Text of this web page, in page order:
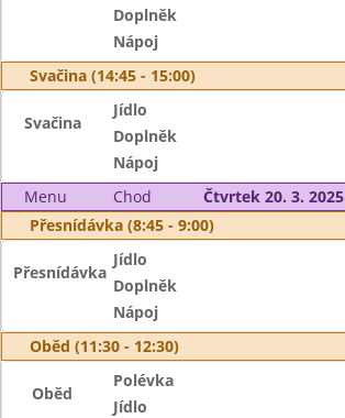
Doplněk
Nápoj
Svačina (14:45 - 15:00)
Svačina
Jídlo
Doplněk
Nápoj
Menu
Chod
Čtvrtek 20. 3. 2025
Přesnídávka (8:45 - 9:00)
Přesnídávka
Jídlo
Doplněk
Nápoj
Oběd (11:30 - 12:30)
Oběd
Polévka
Jídlo